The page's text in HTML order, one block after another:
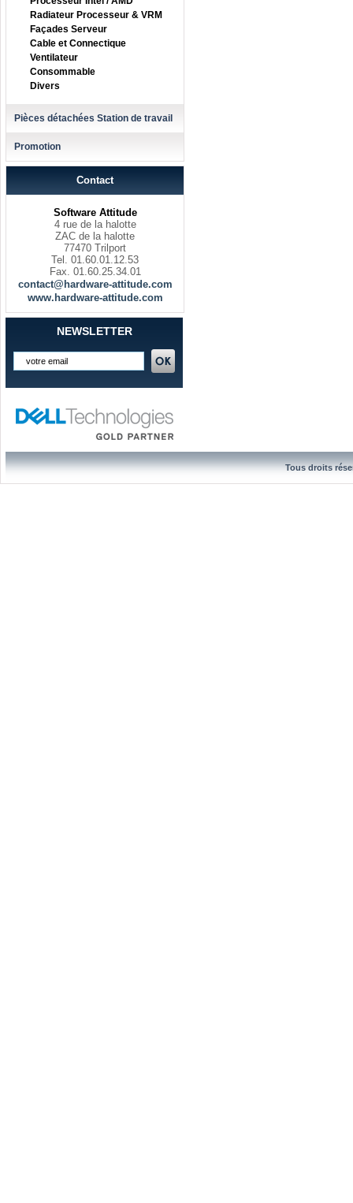
Radiateur Processeur & VRM
Façades Serveur
Cable et Connectique
Ventilateur
Consommable
Divers
Pièces détachées Station de travail
Promotion
Contact
Software Attitude
4 rue de la halotte
ZAC de la halotte
77470 Trilport
Tel. 01.60.01.12.53
Fax. 01.60.25.34.01
contact@hardware-attitude.com
www.hardware-attitude.com
NEWSLETTER
Tous droits